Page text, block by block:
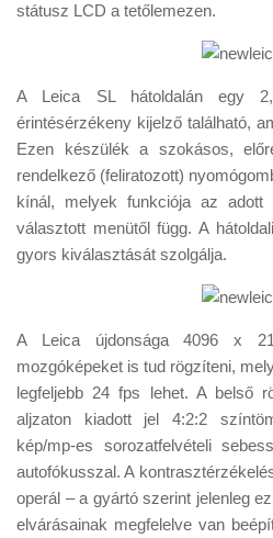
státusz LCD a tetőlemezen.
A Leica SL hátoldalán egy
érintésérzékeny kijelző található,
Ezen készülék a szokásos,
rendelkező (feliratozott)
kínál, melyek funkciója az adott
választott menütől függ. A
gyors kiválasztását szolgálja.
A Leica újdonsága 4096 x
mozgóképeket is tud rögzíteni,
legfeljebb 24 fps lehet. A belső
aljzaton kiadott jel 4:2:2
kép/mp-es sorozatfelvételi
autofókusszal. A
operál – a gyártó szerint jelenleg
elvárásainak megfelelve van